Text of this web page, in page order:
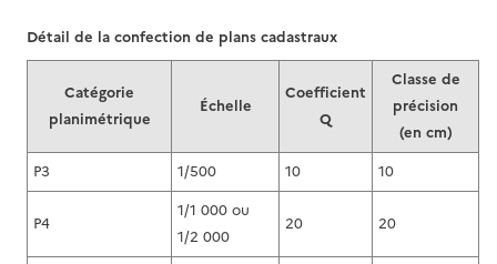
Catégorie
planimétrique
Échelle
Coefficient
Q
Classe de
précision
(en cm)
P3
1/500 10 10
P4
1/1 000 ou
1/2 000
20 20
Détail de la confection de plans cadastraux